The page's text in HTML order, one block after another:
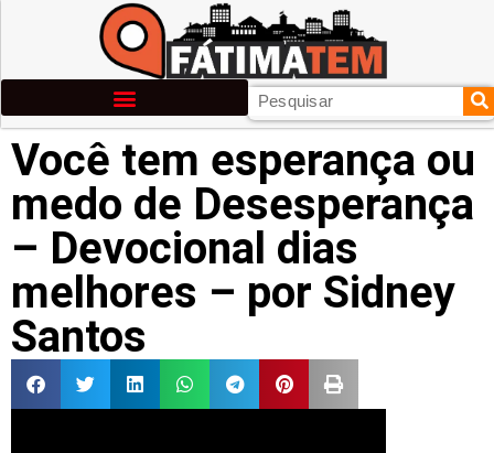
Você tem esperança ou
medo de Desesperança
– Devocional dias
melhores – por Sidney
Santos